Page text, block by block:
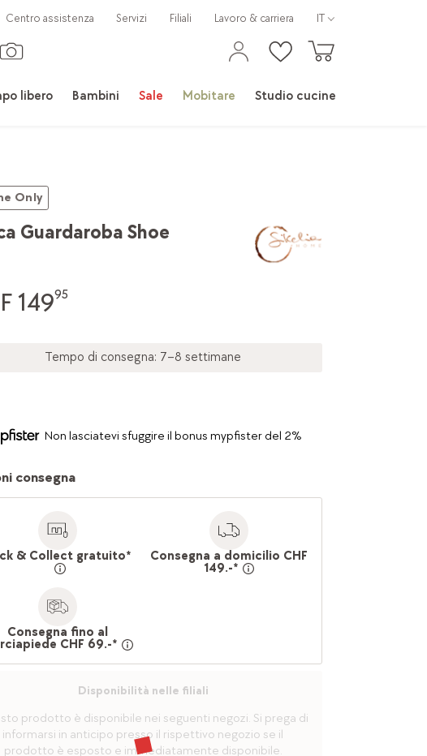
libero Bambini Sale Mobitare Studio cucine
Centro assistenza Servizi Filiali Lavoro & carriera IT
Only
Guardaroba Shoe
14995
Tempo di consegna: 7–8 settimane
Non lasciatevi sfuggire il bonus mypfister del 2%
consegna
& Collect gratuito* Consegna a domicilio CHF
149.-*
Consegna fino al
CHF 69.-*
Disponibilità nelle filiali
prodotto è disponibile nei seguenti negozi. Si prega di
informarsi in anticipo presso il rispettivo negozio se il
prodotto è esposto e immediatamente disponibile.